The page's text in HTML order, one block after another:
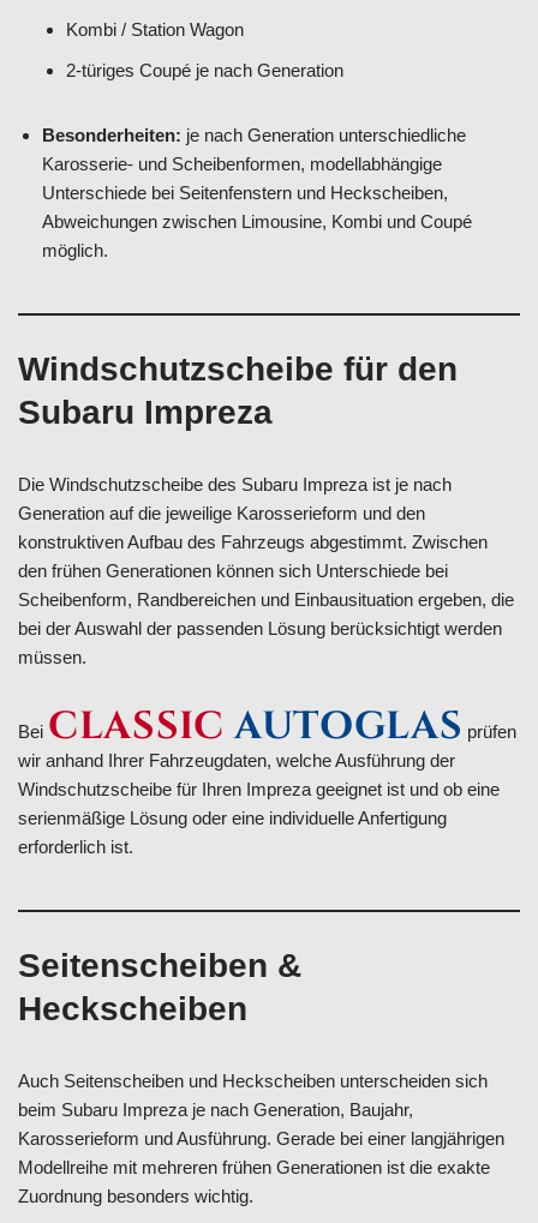
Kombi / Station Wagon
2-türiges Coupé je nach Generation
Besonderheiten: je nach Generation unterschiedliche
Karosserie- und Scheibenformen, modellabhängige
Unterschiede bei Seitenfenstern und Heckscheiben,
Abweichungen zwischen Limousine, Kombi und Coupé
möglich.
Windschutzscheibe für den
Subaru Impreza
Die Windschutzscheibe des Subaru Impreza ist je nach
Generation auf die jeweilige Karosserieform und den
konstruktiven Aufbau des Fahrzeugs abgestimmt. Zwischen
den frühen Generationen können sich Unterschiede bei
Scheibenform, Randbereichen und Einbausituation ergeben, die
bei der Auswahl der passenden Lösung berücksichtigt werden
müssen.
Bei CLASSIC AUTOGLAS prüfen
wir anhand Ihrer Fahrzeugdaten, welche Ausführung der
Windschutzscheibe für Ihren Impreza geeignet ist und ob eine
serienmäßige Lösung oder eine individuelle Anfertigung
erforderlich ist.
Seitenscheiben &
Heckscheiben
Auch Seitenscheiben und Heckscheiben unterscheiden sich
beim Subaru Impreza je nach Generation, Baujahr,
Karosserieform und Ausführung. Gerade bei einer langjährigen
Modellreihe mit mehreren frühen Generationen ist die exakte
Zuordnung besonders wichtig.